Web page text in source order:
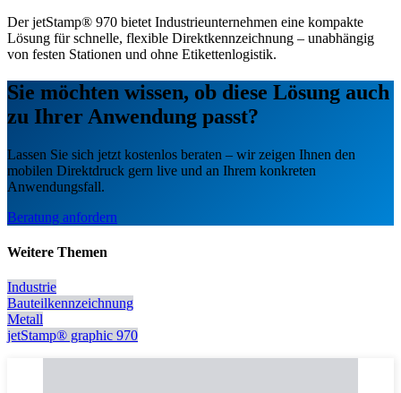
Der jetStamp® 970 bietet Industrieunternehmen eine kompakte
Lösung für schnelle, flexible Direktkennzeichnung – unabhängig
von festen Stationen und ohne Etikettenlogistik.
Sie möchten wissen, ob diese Lösung auch
zu Ihrer Anwendung passt?
Lassen Sie sich jetzt kostenlos beraten – wir zeigen Ihnen den
mobilen Direktdruck gern live und an Ihrem konkreten
Anwendungsfall.
Beratung anfordern
Weitere Themen
Industrie
Bauteilkennzeichnung
Metall
jetStamp® graphic 970